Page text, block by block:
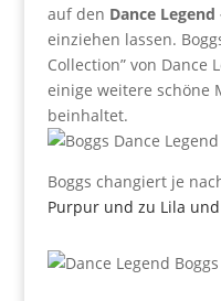
auf den Dance Legend
einziehen lassen.
Collection” von Dance
einige weitere schöne
beinhaltet.
Boggs changiert je
Purpur und zu Lila